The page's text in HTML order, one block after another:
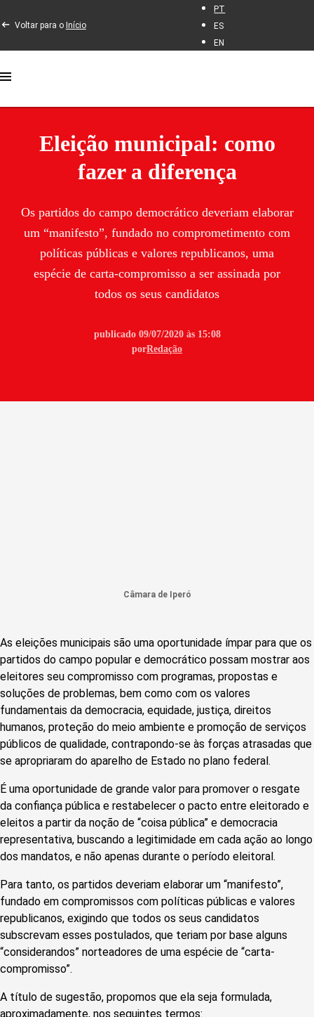
Voltar para o Início
PT
ES
EN
Eleição municipal: como
fazer a diferença
Os partidos do campo democrático deveriam elaborar
um “manifesto”, fundado no comprometimento com
políticas públicas e valores republicanos, uma
espécie de carta-compromisso a ser assinada por
todos os seus candidatos
publicado 09/07/2020 às 15:08
porRedação
Câmara de Iperó
As eleições municipais são uma oportunidade ímpar para que os
partidos do campo popular e democrático possam mostrar aos
eleitores seu compromisso com programas, propostas e
soluções de problemas, bem como com os valores
fundamentais da democracia, equidade, justiça, direitos
humanos, proteção do meio ambiente e promoção de serviços
públicos de qualidade, contrapondo-se às forças atrasadas que
se apropriaram do aparelho de Estado no plano federal.
É uma oportunidade de grande valor para promover o resgate
da confiança pública e restabelecer o pacto entre eleitorado e
eleitos a partir da noção de “coisa pública” e democracia
representativa, buscando a legitimidade em cada ação ao longo
dos mandatos, e não apenas durante o período eleitoral.
Para tanto, os partidos deveriam elaborar um “manifesto”,
fundado em compromissos com políticas públicas e valores
republicanos, exigindo que todos os seus candidatos
subscrevam esses postulados, que teriam por base alguns
“considerandos” norteadores de uma espécie de “carta-
compromisso”.
A título de sugestão, propomos que ela seja formulada,
aproximadamente, nos seguintes termos: